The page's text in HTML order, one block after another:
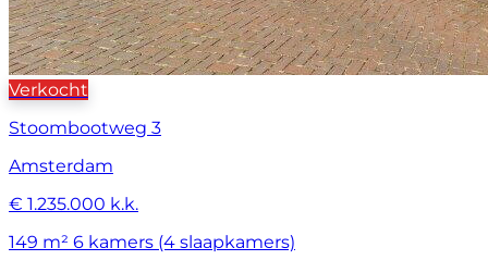
Verkocht
Stoombootweg 3
Amsterdam
€ 1.235.000 k.k.
149 m² 6 kamers (4 slaapkamers)